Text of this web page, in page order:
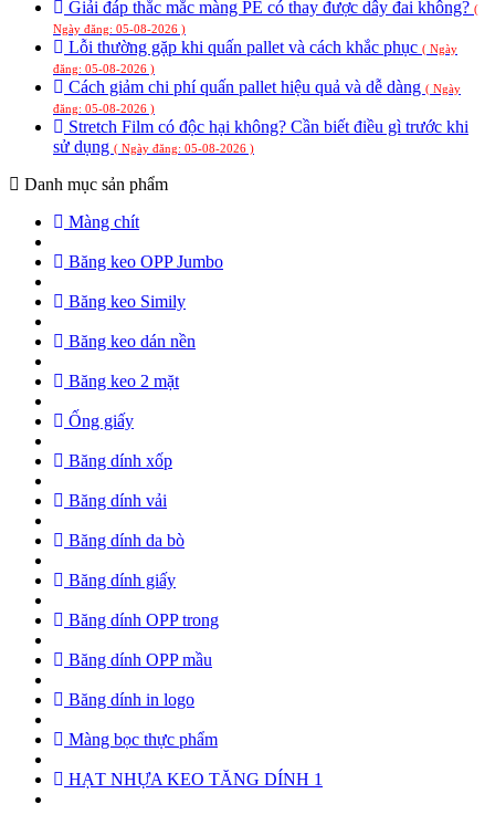
Giải đáp thắc mắc màng PE có thay được dây đai không? (
Ngày đăng: 05-08-2026 )
Lỗi thường gặp khi quấn pallet và cách khắc phục ( Ngày
đăng: 05-08-2026 )
Cách giảm chi phí quấn pallet hiệu quả và dễ dàng ( Ngày
đăng: 05-08-2026 )
Stretch Film có độc hại không? Cần biết điều gì trước khi
sử dụng ( Ngày đăng: 05-08-2026 )
Danh mục sản phẩm
Màng chít
Băng keo OPP Jumbo
Băng keo Simily
Băng keo dán nền
Băng keo 2 mặt
Ống giấy
Băng dính xốp
Băng dính vải
Băng dính da bò
Băng dính giấy
Băng dính OPP trong
Băng dính OPP mầu
Băng dính in logo
Màng bọc thực phẩm
HẠT NHỰA KEO TĂNG DÍNH 1